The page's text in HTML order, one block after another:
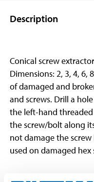
Description
Conical screw
Dimensions: 2, 3, 4, 6,
of damaged and
and screws. Drill a
the left-hand
the screw/bolt along
not damage the
used on damaged